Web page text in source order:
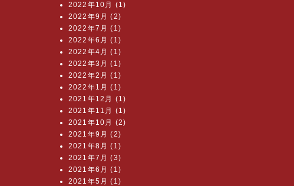
2022年10月 (1)
2022年9月 (2)
2022年7月 (1)
2022年6月 (1)
2022年4月 (1)
2022年3月 (1)
2022年2月 (1)
2022年1月 (1)
2021年12月 (1)
2021年11月 (1)
2021年10月 (2)
2021年9月 (2)
2021年8月 (1)
2021年7月 (3)
2021年6月 (1)
2021年5月 (1)